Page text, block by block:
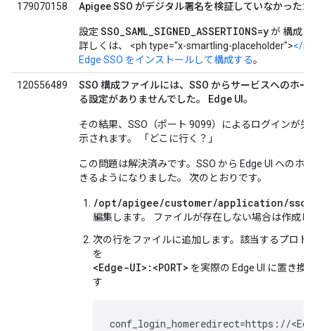
179070158 Apigee SSO がデジタル署名を検証していなかったた
設定 SSO_SAML_SIGNED_ASSERTIONS=yが 構成
詳しくは、 <ph type="x-smartling-placeholder"></
Edge SSO をインストールして構成する。
120556489
SSO 構成ファイルには、SSO からサービスへのホー
る設定がありませんでした。 Edge UI。
その結果、SSO（ポート 9099）によるログインが
示されます。 「どこに行く？」
この問題は解決済みです。SSO から Edge UI へのホ
きるようになりました。 次のとおりです。
/opt/apigee/customer/application/
編集します。 ファイルが存在しない場合は作成し
次の行をファイルに追加します。該当するプロト
を
<Edge-UI>:<PORT> を実際の Edge UI に置き換
す
conf_login_homeredirect=https://